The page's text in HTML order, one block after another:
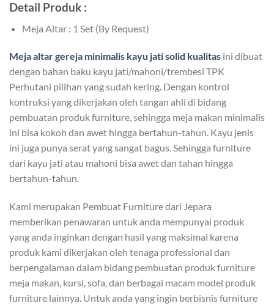
Detail Produk :
Meja Altar : 1 Set (By Request)
Meja altar gereja minimalis kayu jati solid kualitas ini dibuat
dengan bahan baku kayu jati/mahoni/trembesi TPK
Perhutani pilihan yang sudah kering. Dengan kontrol
kontruksi yang dikerjakan oleh tangan ahli di bidang
pembuatan produk furniture, sehingga meja makan minimalis
ini bisa kokoh dan awet hingga bertahun-tahun. Kayu jenis
ini juga punya serat yang sangat bagus. Sehingga furniture
dari kayu jati atau mahoni bisa awet dan tahan hingga
bertahun-tahun.
Kami merupakan Pembuat Furniture dari Jepara
memberikan penawaran untuk anda mempunyai produk
yang anda inginkan dengan hasil yang maksimal karena
produk kami dikerjakan oleh tenaga professional dan
berpengalaman dalam bidang pembuatan produk furniture
meja makan, kursi, sofa, dan berbagai macam model produk
furniture lainnya. Untuk anda yang ingin berbisnis furniture